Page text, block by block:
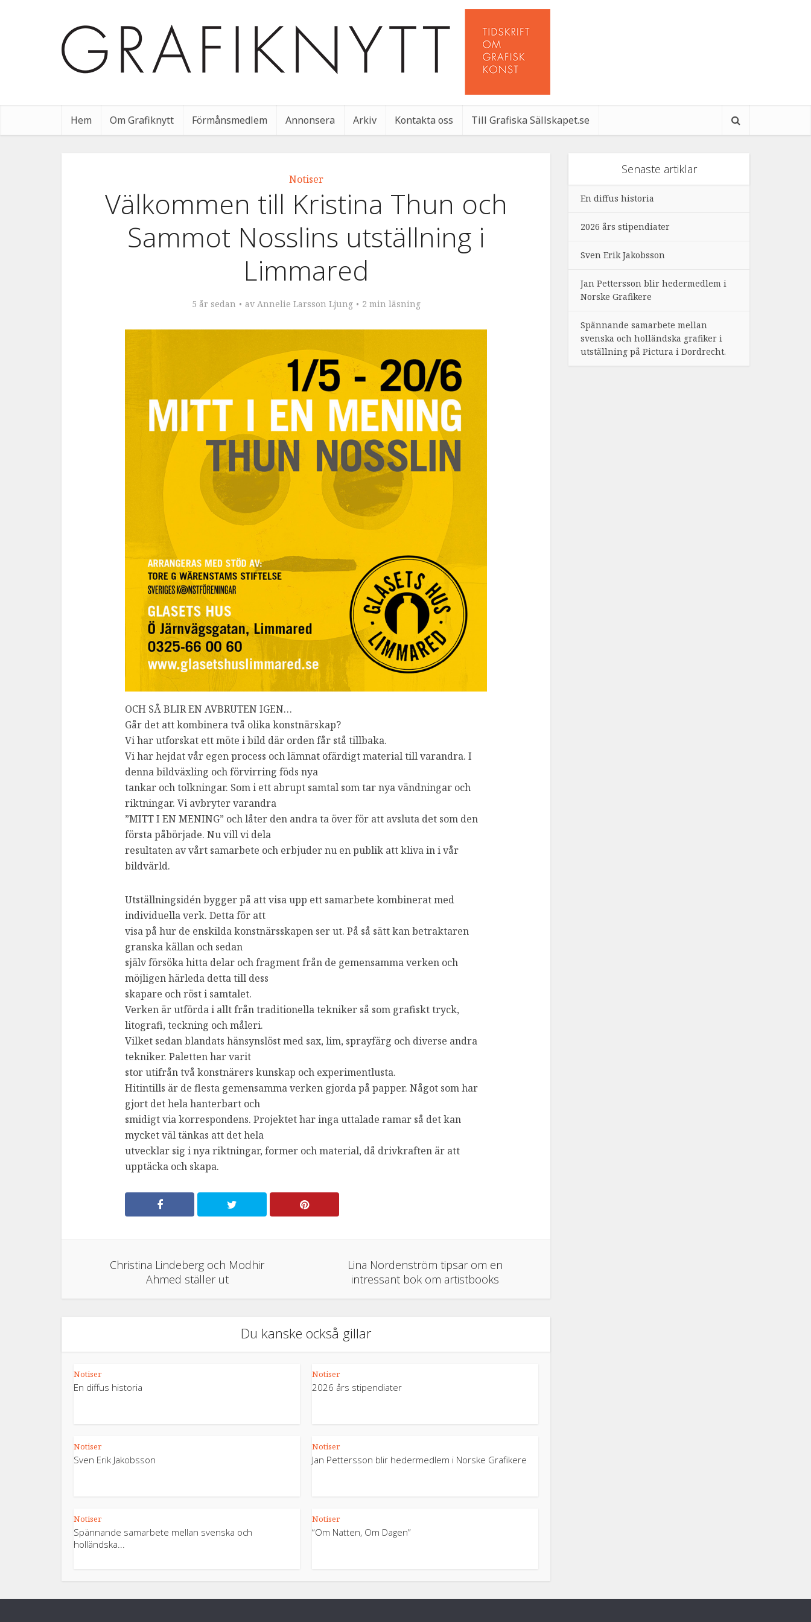
Hem Om Grafiknytt Förmånsmedlem Annonsera Arkiv Kontakta oss Till Grafiska Sällskapet.se
Notiser
Välkommen till Kristina Thun och
Sammot Nosslins utställning i
Limmared
5 år sedan av Annelie Larsson Ljung 2 min läsning
OCH SÅ BLIR EN AVBRUTEN IGEN…
Går det att kombinera två olika konstnärskap?
Vi har utforskat ett möte i bild där orden får stå tillbaka.
Vi har hejdat vår egen process och lämnat ofärdigt material till varandra. I
denna bildväxling och förvirring föds nya
tankar och tolkningar. Som i ett abrupt samtal som tar nya vändningar och
riktningar. Vi avbryter varandra
”MITT I EN MENING” och låter den andra ta över för att avsluta det som den
första påbörjade. Nu vill vi dela
resultaten av vårt samarbete och erbjuder nu en publik att kliva in i vår
bildvärld.
Utställningsidén bygger på att visa upp ett samarbete kombinerat med
individuella verk. Detta för att
visa på hur de enskilda konstnärsskapen ser ut. På så sätt kan betraktaren
granska källan och sedan
själv försöka hitta delar och fragment från de gemensamma verken och
möjligen härleda detta till dess
skapare och röst i samtalet.
Verken är utförda i allt från traditionella tekniker så som grafiskt tryck,
litografi, teckning och måleri.
Vilket sedan blandats hänsynslöst med sax, lim, sprayfärg och diverse andra
tekniker. Paletten har varit
stor utifrån två konstnärers kunskap och experimentlusta.
Hitintills är de flesta gemensamma verken gjorda på papper. Något som har
gjort det hela hanterbart och
smidigt via korrespondens. Projektet har inga uttalade ramar så det kan
mycket väl tänkas att det hela
utvecklar sig i nya riktningar, former och material, då drivkraften är att
upptäcka och skapa.
Christina Lindeberg och Modhir
Ahmed ställer ut
Lina Nordenström tipsar om en
intressant bok om artistbooks
Du kanske också gillar
Notiser
En diffus historia
Notiser
2026 års stipendiater
Notiser
Sven Erik Jakobsson
Notiser
Jan Pettersson blir hedermedlem i Norske Grafikere
Notiser
Spännande samarbete mellan svenska och
holländska...
Notiser
“Om Natten, Om Dagen”
Senaste artiklar
En diffus historia
2026 års stipendiater
Sven Erik Jakobsson
Jan Pettersson blir hedermedlem i
Norske Grafikere
Spännande samarbete mellan
svenska och holländska grafiker i
utställning på Pictura i Dordrecht.